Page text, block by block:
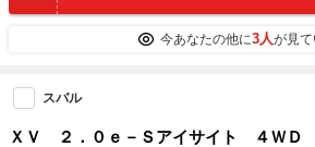
今あなたの他に3人が見
スバル
ＸＶ ２．０ｅ－Ｓアイサイト ４Ｗ